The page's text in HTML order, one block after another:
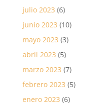
julio 2023 (6)
junio 2023 (10)
mayo 2023 (3)
abril 2023 (5)
marzo 2023 (7)
febrero 2023 (5)
enero 2023 (6)